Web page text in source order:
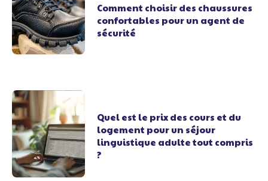
Comment choisir des chaussures
confortables pour un agent de
sécurité
Quel est le prix des cours et du
logement pour un séjour
linguistique adulte tout compris
?